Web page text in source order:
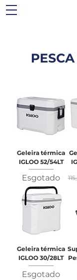
Geleira térmica
IGLOO 52/54LT
Esgotado
Geleira térmica
IGLOO 30/28LT
Esgotado